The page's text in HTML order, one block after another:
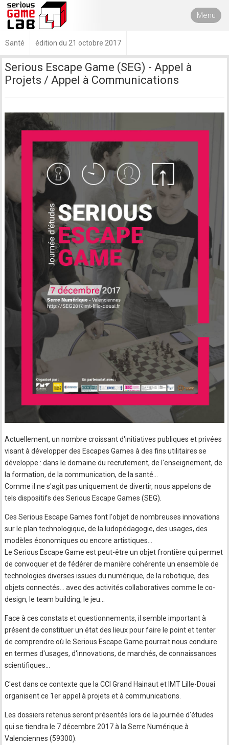
Menu
Santé édition du 21 octobre 2017
Serious Escape Game (SEG) - Appel à
Projets / Appel à Communications
Actuellement, un nombre croissant d'initiatives publiques et privées
visant à développer des Escapes Games à des fins utilitaires se
développe : dans le domaine du recrutement, de l'enseignement, de
la formation, de la communication, de la santé...
Comme il ne s'agit pas uniquement de divertir, nous appelons de
tels dispositifs des Serious Escape Games (SEG).
Ces Serious Escape Games font l'objet de nombreuses innovations
sur le plan technologique, de la ludopédagogie, des usages, des
modèles économiques ou encore artistiques...
Le Serious Escape Game est peut-être un objet frontière qui permet
de convoquer et de fédérer de manière cohérente un ensemble de
technologies diverses issues du numérique, de la robotique, des
objets connectés... avec des activités collaboratives comme le co-
design, le team building, le jeu...
Face à ces constats et questionnements, il semble important à
présent de constituer un état des lieux pour faire le point et tenter
de comprendre où le Serious Escape Game pourrait nous conduire
en termes d'usages, d'innovations, de marchés, de connaissances
scientifiques...
C'est dans ce contexte que la CCI Grand Hainaut et IMT Lille-Douai
organisent ce 1er appel à projets et à communications.
Les dossiers retenus seront présentés lors de la journée d'études
qui se tiendra le 7 décembre 2017 à la Serre Numérique à
Valenciennes (59300).